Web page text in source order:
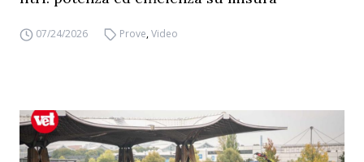
07/24/2026 Prove,Video